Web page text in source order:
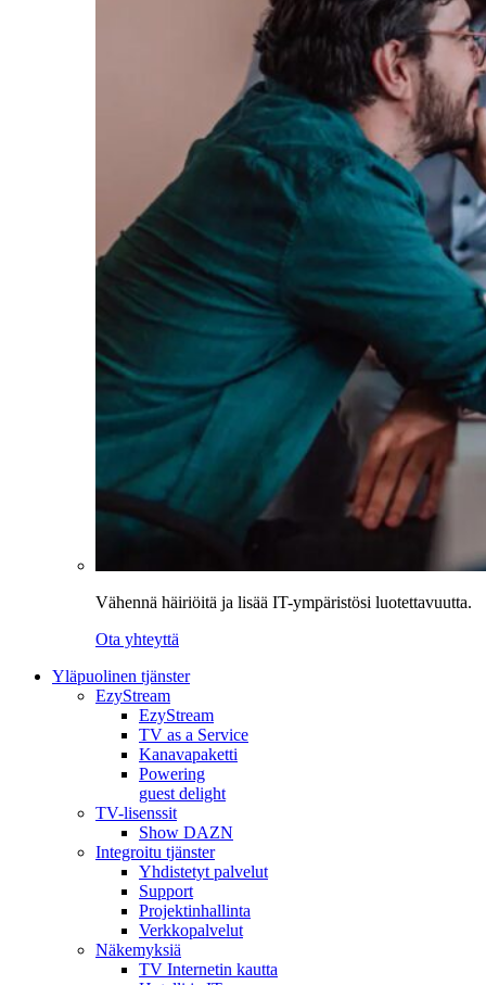
Vähennä häiriöitä ja lisää IT-ympäristösi luotettavuutta.
Ota yhteyttä
Yläpuolinen tjänster
EzyStream
EzyStream
TV as a Service
Kanavapaketti
Powering
guest delight
TV-lisenssit
Show DAZN
Integroitu tjänster
Yhdistetyt palvelut
Support
Projektinhallinta
Verkkopalvelut
Näkemyksiä
TV Internetin kautta